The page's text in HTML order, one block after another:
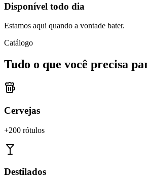
Disponível todo dia
Estamos aqui quando a vontade bater.
Catálogo
Tudo o que você precisa
Cervejas
+200 rótulos
Destilados